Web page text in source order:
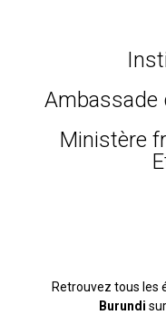
Ambassade
Ministère
Retrouvez tous les
Burundi